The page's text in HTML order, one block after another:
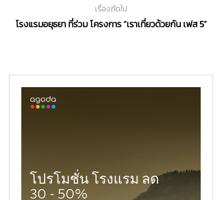
เรื่องถัดไป
โรงแรมอยุธยา ที่ร่วม โครงการ “เราเที่ยวด้วยกัน เฟส 5”